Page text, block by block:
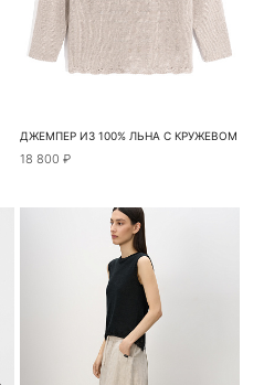
ДЖЕМПЕР ИЗ 100% ЛЬНА С КРУЖЕВОМ
18 800 ₽